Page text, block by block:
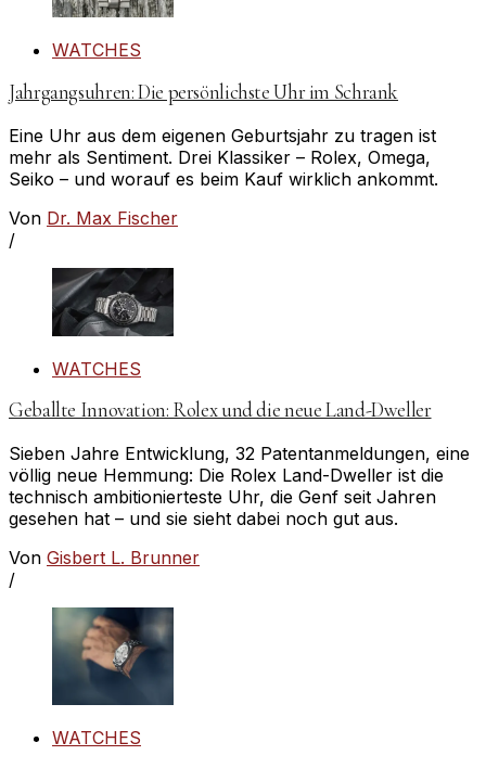
WATCHES
Jahrgangsuhren: Die persönlichste Uhr im Schrank
Eine Uhr aus dem eigenen Geburtsjahr zu tragen ist
mehr als Sentiment. Drei Klassiker – Rolex, Omega,
Seiko – und worauf es beim Kauf wirklich ankommt.
Von Dr. Max Fischer
/
WATCHES
Geballte Innovation: Rolex und die neue Land-Dweller
Sieben Jahre Entwicklung, 32 Patentanmeldungen, eine
völlig neue Hemmung: Die Rolex Land-Dweller ist die
technisch ambitionierteste Uhr, die Genf seit Jahren
gesehen hat – und sie sieht dabei noch gut aus.
Von Gisbert L. Brunner
/
WATCHES